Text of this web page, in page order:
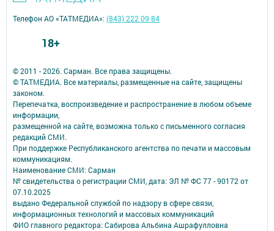
© 2011 - 2026. Сарман. Все права защищены.
© ТАТМЕДИА. Все материалы, размещенные на сайте, защищены
законом.
Перепечатка, воспроизведение и распространение в любом объеме
информации,
размещенной на сайте, возможна только с письменного согласия
редакций СМИ.
При поддержке Республиканского агентства по печати и массовым
коммуникациям.
Наименование СМИ: Сарман
№ свидетельства о регистрации СМИ, дата: ЭЛ № ФС 77 - 90172 от
07.10.2025
выдано Федеральной службой по надзору в сфере связи,
информационных технологий и массовых коммуникаций
ФИО главного редактора: Сабирова Альбина Ашрафулловна
Телефон АО «ТАТМЕДИА»:(843) 222 09 84
18+